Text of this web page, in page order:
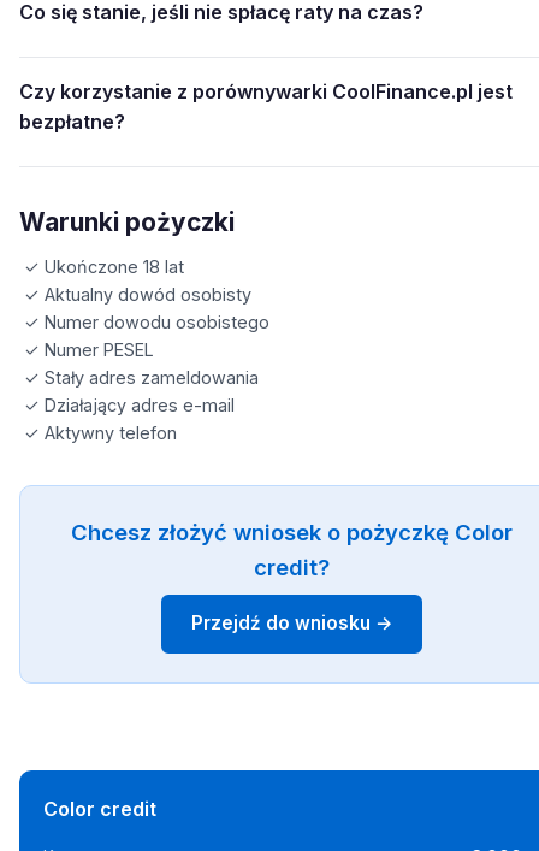
Co się stanie, jeśli nie spłacę raty na czas?
Czy korzystanie z porównywarki CoolFinance.pl jest
bezpłatne?
Warunki pożyczki
✓ Ukończone 18 lat
✓ Aktualny dowód osobisty
✓ Numer dowodu osobistego
✓ Numer PESEL
✓ Stały adres zameldowania
✓ Działający adres e-mail
✓ Aktywny telefon
Chcesz złożyć wniosek o pożyczkę Color
credit?
Przejdź do wniosku →
Color credit